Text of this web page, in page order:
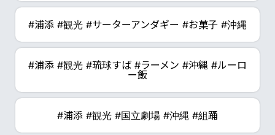
#浦添 #観光 #サーターアンダギー #お菓子 #沖縄
#浦添 #観光 #琉球すば #ラーメン #沖縄 #ルーロ
ー飯
#浦添 #観光 #国立劇場 #沖縄 #組踊